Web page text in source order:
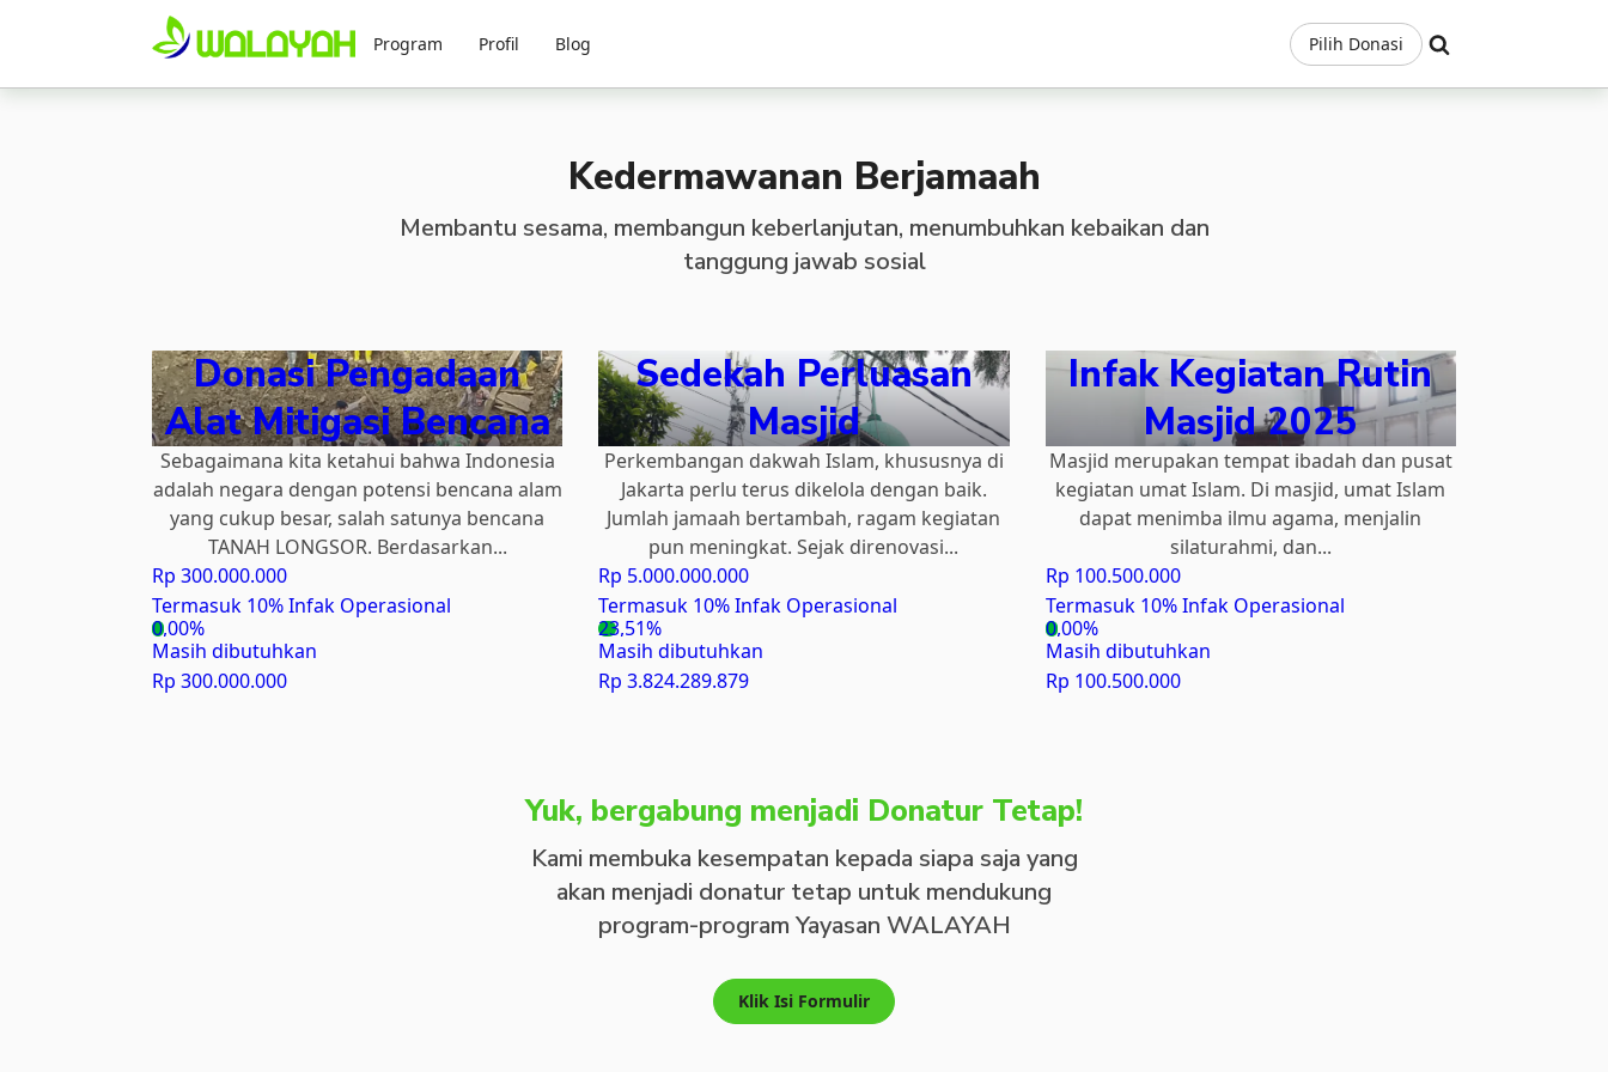
Program Profil Blog Pilih Donasi
Kedermawanan Berjamaah
Membantu sesama, membangun keberlanjutan, menumbuhkan kebaikan dan
tanggung jawab sosial
Donasi Pengadaan
Alat Mitigasi Bencana
Sebagaimana kita ketahui bahwa Indonesia
adalah negara dengan potensi bencana alam
yang cukup besar, salah satunya bencana
TANAH LONGSOR. Berdasarkan...
Rp 300.000.000
Termasuk 10% Infak Operasional
0,00%
Masih dibutuhkan
Rp 300.000.000
Sedekah Perluasan
Masjid
Perkembangan dakwah Islam, khususnya di
Jakarta perlu terus dikelola dengan baik.
Jumlah jamaah bertambah, ragam kegiatan
pun meningkat. Sejak direnovasi...
Rp 5.000.000.000
Termasuk 10% Infak Operasional
23,51%
Masih dibutuhkan
Rp 3.824.289.879
Infak Kegiatan Rutin
Masjid 2025
Masjid merupakan tempat ibadah dan pusat
kegiatan umat Islam. Di masjid, umat Islam
dapat menimba ilmu agama, menjalin
silaturahmi, dan...
Rp 100.500.000
Termasuk 10% Infak Operasional
0,00%
Masih dibutuhkan
Rp 100.500.000
Yuk, bergabung menjadi Donatur Tetap!
Kami membuka kesempatan kepada siapa saja yang
akan menjadi donatur tetap untuk mendukung
program-program Yayasan WALAYAH
Klik Isi Formulir